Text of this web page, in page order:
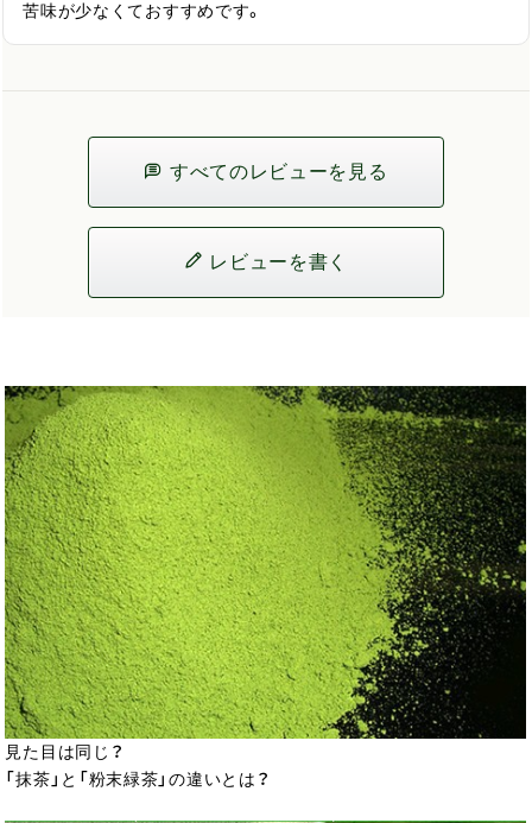
苦味が少なくておすすめです。
すべてのレビューを見る
レビューを書く
見た目は同じ？
「抹茶」と「粉末緑茶」の違いとは？